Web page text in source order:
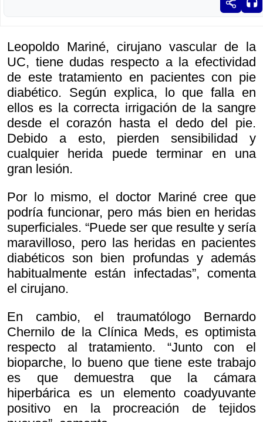
Leopoldo Mariné, cirujano vascular de la
UC, tiene dudas respecto a la efectividad
de este tratamiento en pacientes con pie
diabético. Según explica, lo que falla en
ellos es la correcta irrigación de la sangre
desde el corazón hasta el dedo del pie.
Debido a esto, pierden sensibilidad y
cualquier herida puede terminar en una
gran lesión.
Por lo mismo, el doctor Mariné cree que
podría funcionar, pero más bien en heridas
superficiales. “Puede ser que resulte y sería
maravilloso, pero las heridas en pacientes
diabéticos son bien profundas y además
habitualmente están infectadas”, comenta
el cirujano.
En cambio, el traumatólogo Bernardo
Chernilo de la Clínica Meds, es optimista
respecto al tratamiento. “Junto con el
bioparche, lo bueno que tiene este trabajo
es que demuestra que la cámara
hiperbárica es un elemento coadyuvante
positivo en la procreación de tejidos